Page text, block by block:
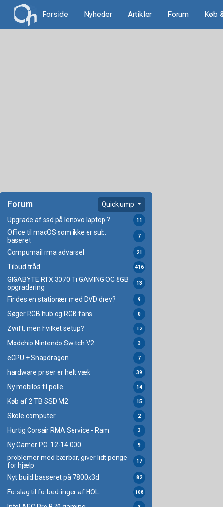
Forside Nyheder Artikler Forum Køb
Forum Quickjump
Upgrade af ssd på lenovo laptop ? 11
Office til macOS som ikke er sub.
baseret
7
Compumail rma advarsel 21
Tilbud tråd 416
GIGABYTE RTX 3070 Ti GAMING OC 8GB
opgradering
13
Findes en stationær med DVD drev? 9
Søger RGB hub og RGB fans 0
Zwift, men hvilket setup? 12
Modchip Nintendo Switch V2 3
eGPU + Snapdragon 7
hardware priser er helt væk 39
Ny mobilos til polle 14
Køb af 2 TB SSD M2 15
Skole computer 2
Hurtig Corsair RMA Service - Ram 3
Ny Gamer PC. 12-14.000 9
problemer med bærbar, giver lidt penge
for hjælp
17
Nyt build basseret på 7800x3d 82
Forslag til forbedringer af HOL. 108